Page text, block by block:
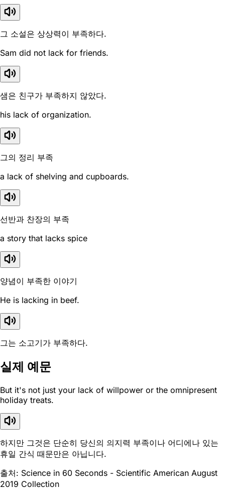
그 소설은 상상력이 부족하다.
Sam did not lack for friends.
샘은 친구가 부족하지 않았다.
his lack of organization.
그의 정리 부족
a lack of shelving and cupboards.
선반과 찬장의 부족
a story that lacks spice
양념이 부족한 이야기
He is lacking in beef.
그는 소고기가 부족하다.
실제 예문
But it's not just your lack of willpower or the omnipresent
holiday treats.
하지만 그것은 단순히 당신의 의지력 부족이나 어디에나 있는
휴일 간식 때문만은 아닙니다.
출처: Science in 60 Seconds - Scientific American August
2019 Collection